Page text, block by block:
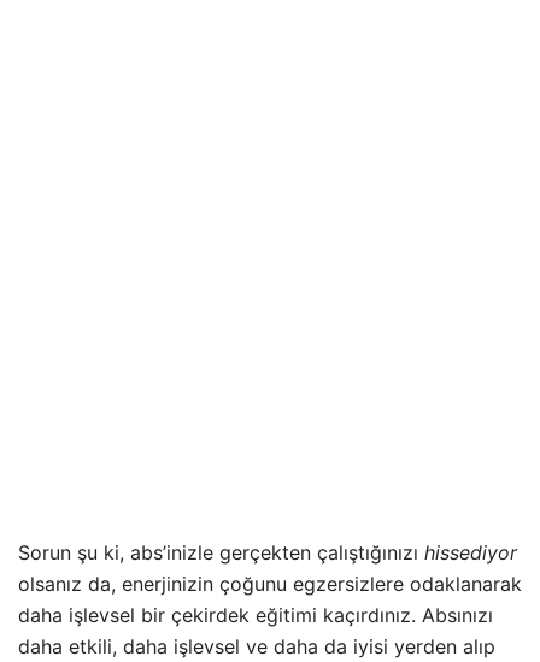
Sorun şu ki, abs’inizle gerçekten çalıştığınızı hissediyor
olsanız da, enerjinizin çoğunu egzersizlere odaklanarak
daha işlevsel bir çekirdek eğitimi kaçırdınız. Absınızı
daha etkili, daha işlevsel ve daha da iyisi yerden alıp